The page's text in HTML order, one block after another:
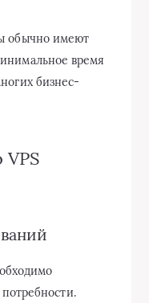
обычно имеют
время
бизнес-